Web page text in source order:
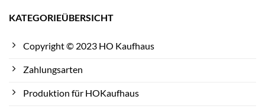
KATEGORIEÜBERSICHT
Copyright © 2023 HO Kaufhaus
Zahlungsarten
Produktion für HOKaufhaus